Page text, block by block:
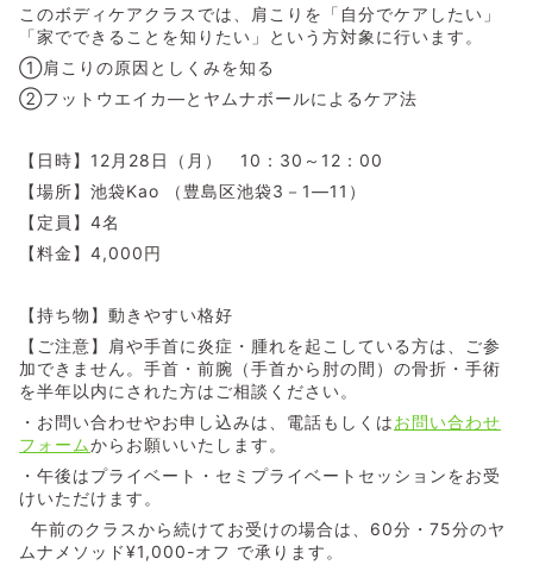
このボディケアクラスでは、肩こりを「自分でケアしたい」
「家でできることを知りたい」という方対象に行います。
①肩こりの原因としくみを知る
②フットウエイカ―とヤムナボールによるケア法
【日時】12月28日（月） 10：30～12：00
【場所】池袋Kao （豊島区池袋3－1―11）
【定員】4名
【料金】4,000円
【持ち物】動きやすい格好
【ご注意】肩や手首に炎症・腫れを起こしている方は、ご参
加できません。手首・前腕（手首から肘の間）の骨折・手術
を半年以内にされた方はご相談ください。
・お問い合わせやお申し込みは、電話もしくはお問い合わせ
フォームからお願いいたします。
・午後はプライベート・セミプライベートセッションをお受
けいただけます。
午前のクラスから続けてお受けの場合は、60分・75分のヤ
ムナメソッド¥1,000-オフ で承ります。